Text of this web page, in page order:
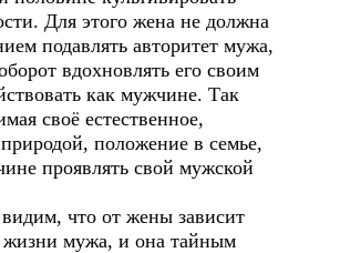
Для этого жена не должна
подавлять авторитет мужа,
вдохновлять его своим
как мужчине. Так
своё естественное,
положение в семье,
проявлять свой мужской
от жены зависит
жизни мужа, и она тайным